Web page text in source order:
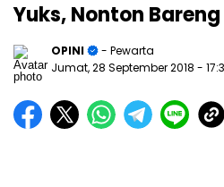
Yuks, Nonton Bareng
OPINI
- Pewarta
Jumat, 28 September 2018 -